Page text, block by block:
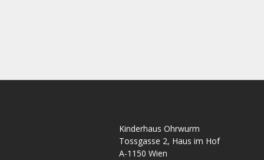
Kinderhaus Ohrwurm
Tossgasse 2, Haus im Hof
A-1150 Wien